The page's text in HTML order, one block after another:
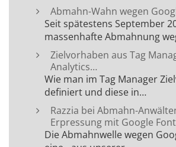
Abmahn-Wahn wegen
Seit spätestens September
massenhafte Abmahnung
Zielvorhaben aus Tag
Analytics…
Wie man im Tag Manager
definiert und diese in…
Razzia bei Abmahn-
Erpressung mit Google
Die Abmahnwelle wegen